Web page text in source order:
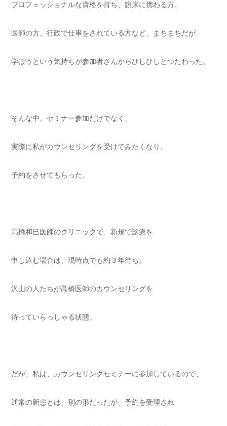
プロフェッショナルな資格を持ち、臨床に携わる方、
医師の方、行政で仕事をされている方など、まちまちだが
学ぼうという気持ちが参加者さんからひしひしとつたわった。
そんな中、セミナー参加だけでなく、
実際に私がカウンセリングを受けてみたくなり、
予約をさせてもらった。
高橋和巳医師のクリニックで、新規で診療を
申し込む場合は、現時点でも約３年待ち。
沢山の人たちが高橋医師のカウンセリングを
待っていらっしゃる状態。
だが、私は、カウンセリングセミナーに参加しているので、
通常の新患とは、別の形だったが、予約を受理され